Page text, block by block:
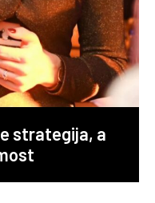
strategija, a